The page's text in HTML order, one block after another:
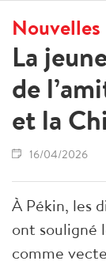
Nouvelles
La
de
et la
16/04/2026
À Pékin, les
ont souligné
comme